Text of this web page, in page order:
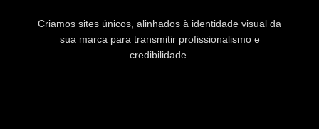
Criamos sites únicos, alinhados à identidade visual da
sua marca para transmitir profissionalismo e
credibilidade.